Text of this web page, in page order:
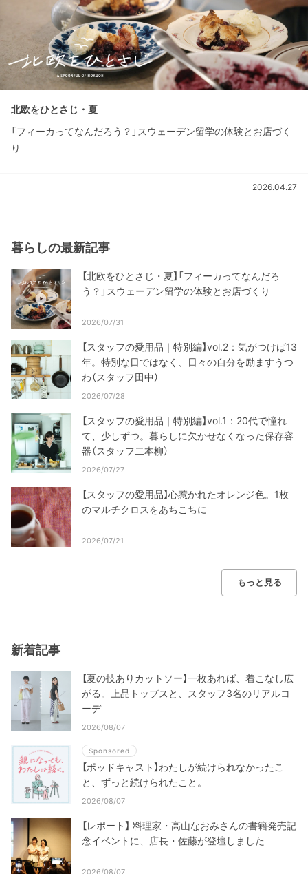
北欧をひとさじ・夏
「フィーカってなんだろう？」スウェーデン留学の体験とお店づく
り
2026.04.27
暮らしの最新記事
【北欧をひとさじ・夏】「フィーカってなんだろ
う？」スウェーデン留学の体験とお店づくり
2026/07/31
【スタッフの愛用品｜特別編】vol.2：気がつけば13
年。特別な日ではなく、日々の自分を励ますうつ
わ（スタッフ田中）
2026/07/28
【スタッフの愛用品｜特別編】vol.1：20代で憧れ
て、少しずつ。暮らしに欠かせなくなった保存容
器（スタッフ二本柳）
2026/07/27
【スタッフの愛用品】心惹かれたオレンジ色。1枚
のマルチクロスをあちこちに
2026/07/21
もっと見る
新着記事
【夏の技ありカットソー】一枚あれば、着こなし広
がる。上品トップスと、スタッフ3名のリアルコ
ーデ
2026/08/07
Sponsored
【ポッドキャスト】わたしが続けられなかったこ
と、ずっと続けられたこと。
2026/08/07
【レポート】 料理家・高山なおみさんの書籍発売記
念イベントに、店長・佐藤が登壇しました
2026/08/07